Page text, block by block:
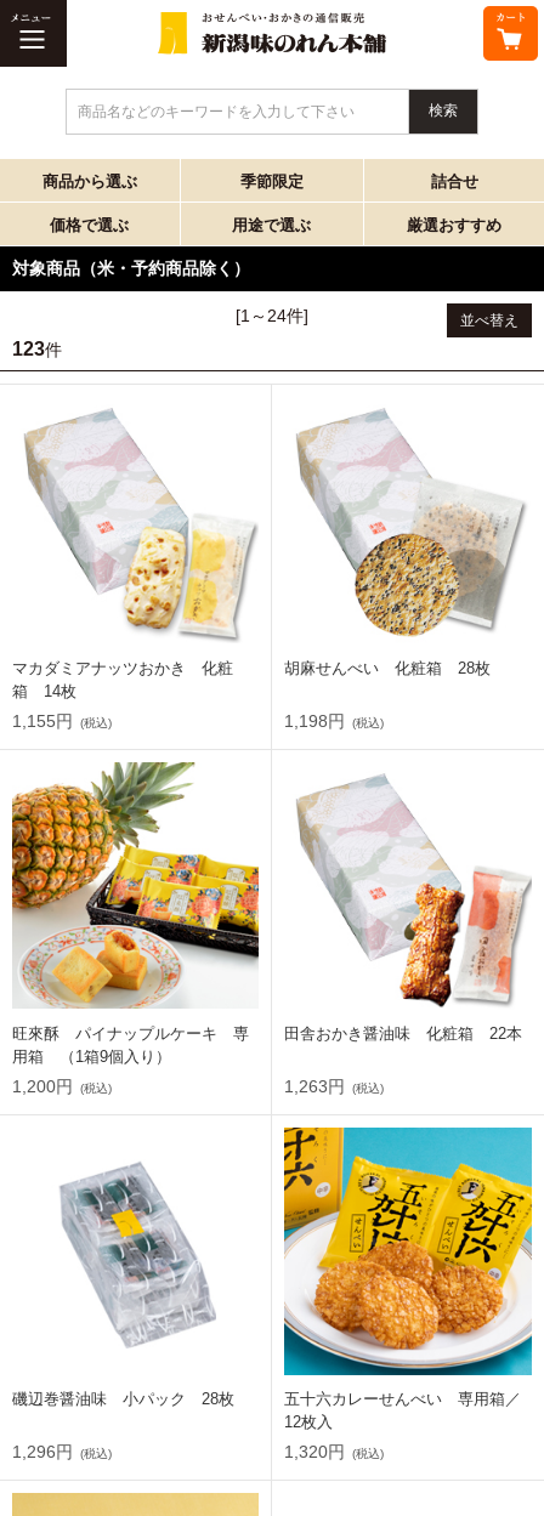
商品名などのキーワードを入力して下さい
商品から選ぶ 季節限定 詰合せ
価格で選ぶ 用途で選ぶ 厳選おすすめ
対象商品（米・予約商品除く）
並べ替え
[1～24件]
123件
マカダミアナッツおかき 化粧
箱 14枚
1,155円 (税込)
胡麻せんべい 化粧箱 28枚
1,198円 (税込)
旺來酥 パイナップルケーキ 専
用箱 （1箱9個入り）
1,200円 (税込)
田舎おかき醤油味 化粧箱 22本
1,263円 (税込)
磯辺巻醤油味 小パック 28枚
1,296円 (税込)
五十六カレーせんべい 専用箱／
12枚入
1,320円 (税込)